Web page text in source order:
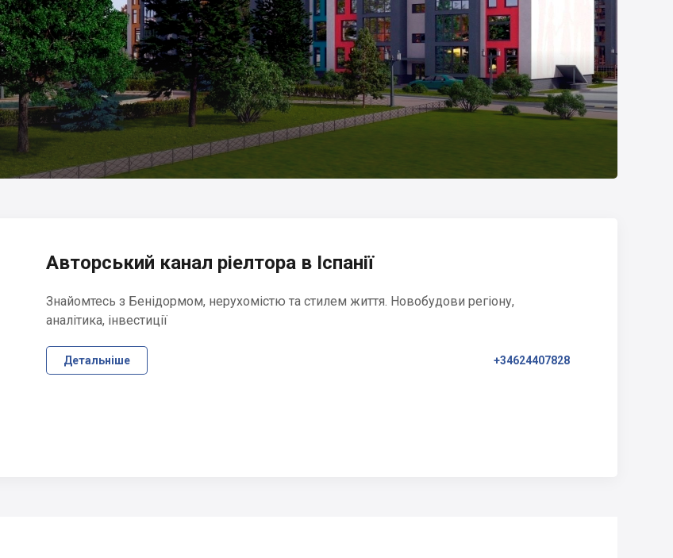
Авторський канал ріелтора в Іспанії
Знайомтесь з Бенідормом, нерухомістю та стилем життя. Новобудови регіону,
аналітика, інвестиції
Детальніше +34624407828